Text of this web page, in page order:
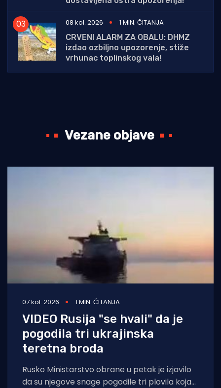
08 kol. 2026
1 MIN. ČITANJA
CRVENI ALARM ZA OBALU: DHMZ
izdao ozbiljno upozorenje, stiže
vrhunac toplinskog vala!
Vezane objave
07 kol. 2026 1 MIN. ČITANJA
VIDEO Rusija "se hvali" da je
pogodila tri ukrajinska
teretna broda
Rusko Ministarstvo obrane u petak je izjavilo
da su njegove snage pogodile tri plovila koja